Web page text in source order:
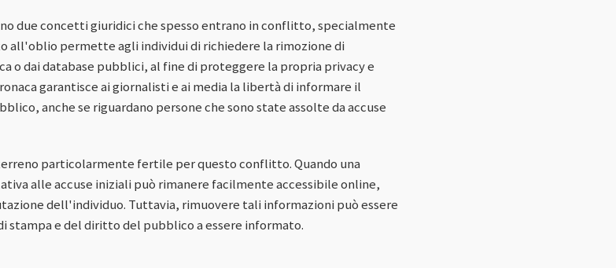
due concetti giuridici che spesso entrano in conflitto, specialmente
all'oblio permette agli individui di richiedere la rimozione di
o dai database pubblici, al fine di proteggere la propria privacy e
garantisce ai giornalisti e ai media la libertà di informare il
anche se riguardano persone che sono state assolte da accuse
particolarmente fertile per questo conflitto. Quando una
alle accuse iniziali può rimanere facilmente accessibile online,
dell'individuo. Tuttavia, rimuovere tali informazioni può essere
stampa e del diritto del pubblico a essere informato.